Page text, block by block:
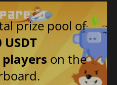
prize pool of
USDT
on the